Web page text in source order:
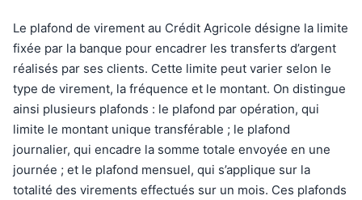
Le plafond de virement au Crédit Agricole désigne la limite
fixée par la banque pour encadrer les transferts d’argent
réalisés par ses clients. Cette limite peut varier selon le
type de virement, la fréquence et le montant. On distingue
ainsi plusieurs plafonds : le plafond par opération, qui
limite le montant unique transférable ; le plafond
journalier, qui encadre la somme totale envoyée en une
journée ; et le plafond mensuel, qui s’applique sur la
totalité des virements effectués sur un mois. Ces plafonds